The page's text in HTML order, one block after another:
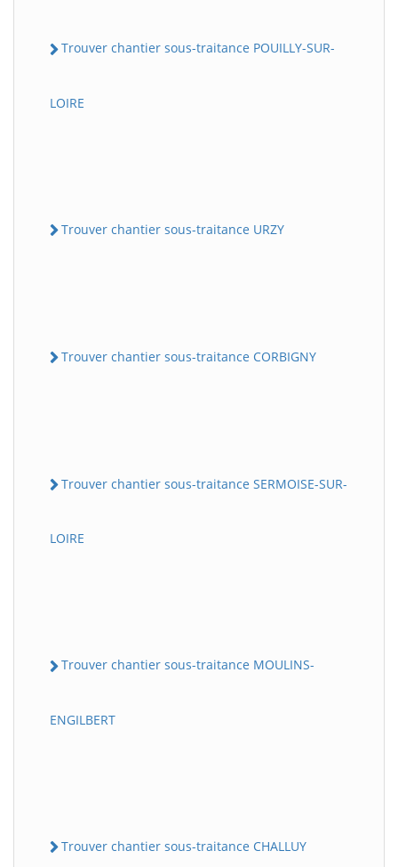
Trouver chantier sous-traitance POUILLY-SUR-
LOIRE
Trouver chantier sous-traitance URZY
Trouver chantier sous-traitance CORBIGNY
Trouver chantier sous-traitance SERMOISE-SUR-
LOIRE
Trouver chantier sous-traitance MOULINS-
ENGILBERT
Trouver chantier sous-traitance CHALLUY